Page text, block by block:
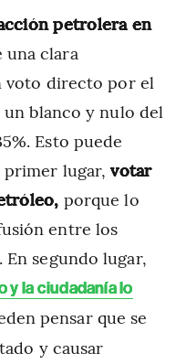
petrolera en
una clara
voto directo por el
un blanco y nulo del
Esto puede
primer lugar,votar
porque lo
entre los
segundo lugar,
y la ciudadanía lo
pensar que se
y causar